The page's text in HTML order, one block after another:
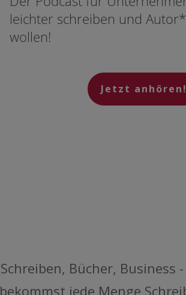
leichter schreiben und
wollen!
Jetzt anhören!
Schreiben, Bücher,
bekommst jede Menge